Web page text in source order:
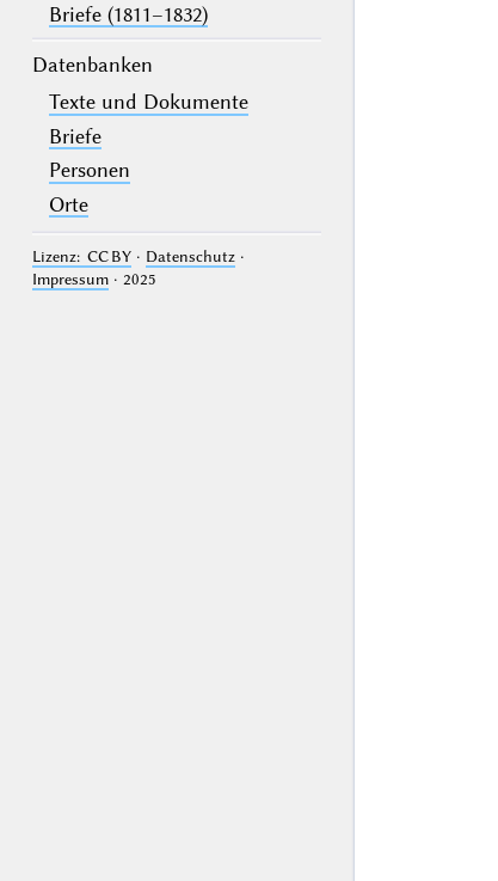
Briefe (1811–1832)
Datenbanken
Texte und Dokumente
Briefe
Personen
Orte
Lizenz: CC BY· Datenschutz·
Impressum· 2025